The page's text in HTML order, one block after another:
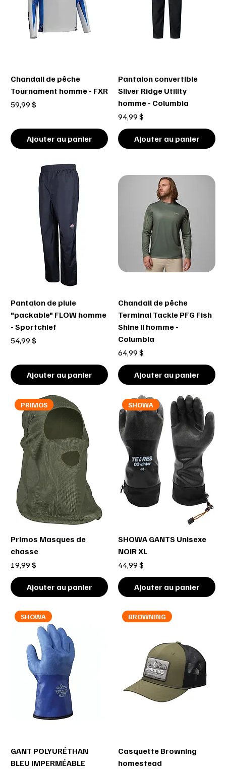
Chandail de pêche
Tournament homme - FXR
Prix
59,99 $
Ajouter au panier
Pantalon convertible
Silver Ridge Utility
homme - Columbia
Prix
94,99 $
Ajouter au panier
Pantalon de pluie
"packable" FLOW homme
- Sportchief
Prix
54,99 $
Ajouter au panier
Chandail de pêche
Terminal Tackle PFG Fish
Shine II homme -
Columbia
Prix
64,99 $
Ajouter au panier
PRIMOS
Primos Masques de
chasse
Prix
19,99 $
Ajouter au panier
SHOWA
SHOWA GANTS Unisexe
NOIR XL
Prix
44,99 $
Ajouter au panier
SHOWA
GANT POLYURÉTHAN
BLEU IMPERMÉABLE
BROWNING
Casquette Browning
homestead